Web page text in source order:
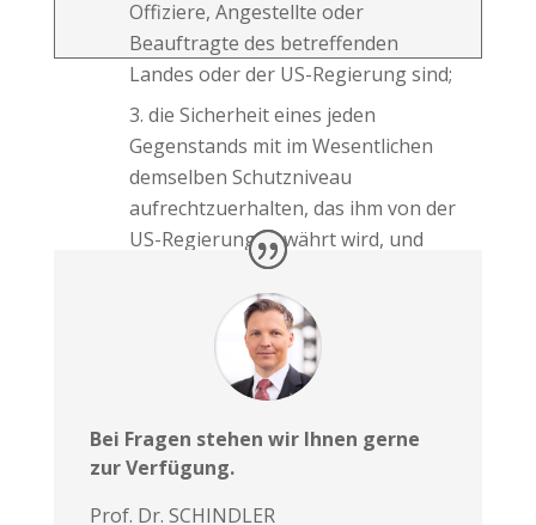
Offiziere, Angestellte oder
Beauftragte des betreffenden
Landes oder der US-Regierung sind;
die Sicherheit eines jeden
Gegenstands mit im Wesentlichen
demselben Schutzniveau
aufrechtzuerhalten, das ihm von der
US-Regierung gewährt wird, und
die Beobachtung und Überprüfung
der Verwendung dieser
Gegenstände zu ermöglichen und
ihnen die erforderlichen
Informationen zu übermitteln.
Bei Fragen stehen wir Ihnen gerne
zur Verfügung.
Prof. Dr. SCHINDLER